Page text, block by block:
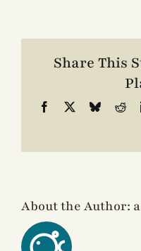
Share This
Facebook Bluesky
About the Author: